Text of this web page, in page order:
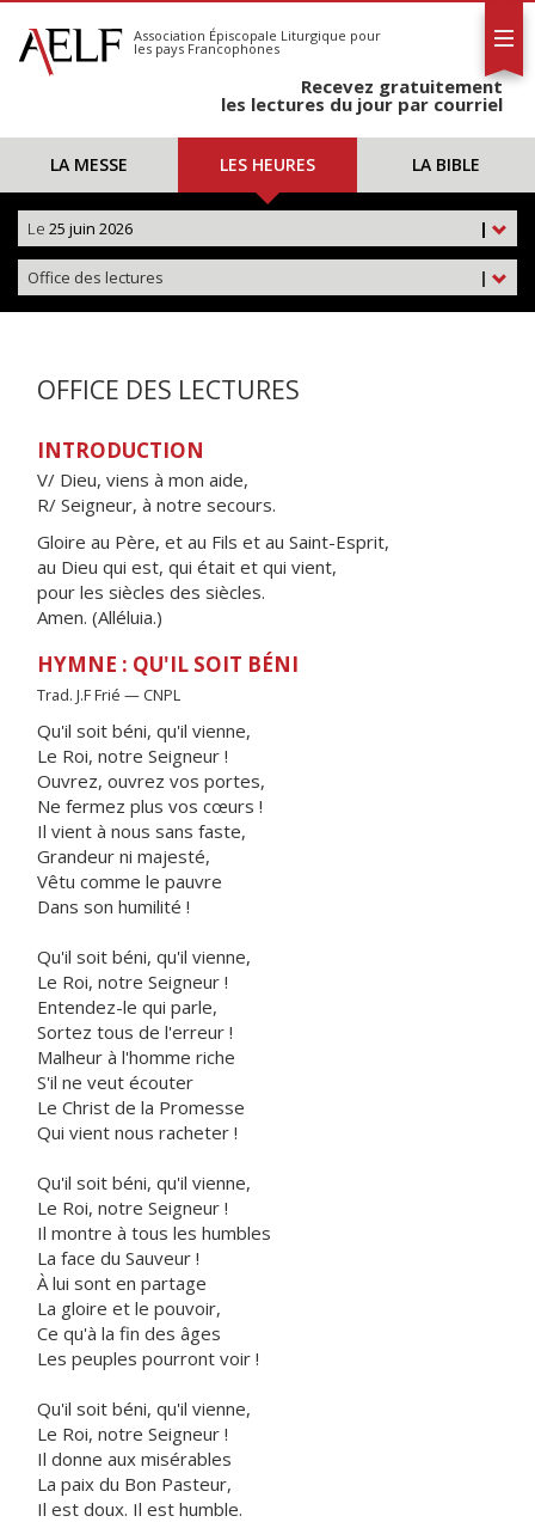
S'abonner
Calendrier
Association Épiscopale Liturgique pour
les pays Francophones
Recevez gratuitement
les lectures du jour par courriel
LA MESSE LES HEURES LA BIBLE
|
Le 25 juin 2026
|
Office des lectures
OFFICE DES LECTURES
INTRODUCTION
V/ Dieu, viens à mon aide,
R/ Seigneur, à notre secours.
Gloire au Père, et au Fils et au Saint-Esprit,
au Dieu qui est, qui était et qui vient,
pour les siècles des siècles.
Amen. (Alléluia.)
HYMNE : QU'IL SOIT BÉNI
Trad. J.F Frié — CNPL
Qu'il soit béni, qu'il vienne,
Le Roi, notre Seigneur !
Ouvrez, ouvrez vos portes,
Ne fermez plus vos cœurs !
Il vient à nous sans faste,
Grandeur ni majesté,
Vêtu comme le pauvre
Dans son humilité !
Qu'il soit béni, qu'il vienne,
Le Roi, notre Seigneur !
Entendez-le qui parle,
Sortez tous de l'erreur !
Malheur à l'homme riche
S'il ne veut écouter
Le Christ de la Promesse
Qui vient nous racheter !
Qu'il soit béni, qu'il vienne,
Le Roi, notre Seigneur !
Il montre à tous les humbles
La face du Sauveur !
À lui sont en partage
La gloire et le pouvoir,
Ce qu'à la fin des âges
Les peuples pourront voir !
Qu'il soit béni, qu'il vienne,
Le Roi, notre Seigneur !
Il donne aux misérables
La paix du Bon Pasteur,
Il est doux. Il est humble.